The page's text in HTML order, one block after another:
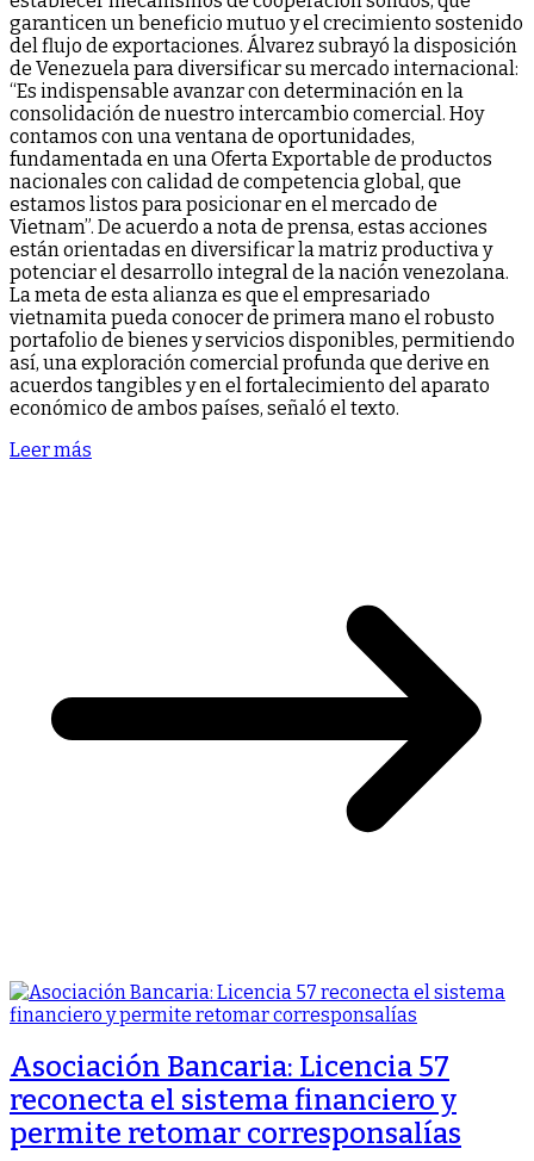
garanticen un beneficio mutuo y el crecimiento sostenido
del flujo de exportaciones. Álvarez subrayó la disposición
de Venezuela para diversificar su mercado internacional:
“Es indispensable avanzar con determinación en la
consolidación de nuestro intercambio comercial. Hoy
contamos con una ventana de oportunidades,
fundamentada en una Oferta Exportable de productos
nacionales con calidad de competencia global, que
estamos listos para posicionar en el mercado de
Vietnam”. De acuerdo a nota de prensa, estas acciones
están orientadas en diversificar la matriz productiva y
potenciar el desarrollo integral de la nación venezolana.
La meta de esta alianza es que el empresariado
vietnamita pueda conocer de primera mano el robusto
portafolio de bienes y servicios disponibles, permitiendo
así, una exploración comercial profunda que derive en
acuerdos tangibles y en el fortalecimiento del aparato
económico de ambos países, señaló el texto.
Leer más
Asociación Bancaria: Licencia 57
reconecta el sistema financiero y
permite retomar corresponsalías